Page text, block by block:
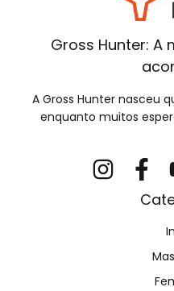
Gross Hunter: A
A Gross Hunter nasceu
enquanto muitos